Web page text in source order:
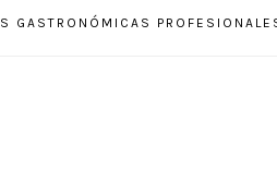
GASTRONÓMICAS